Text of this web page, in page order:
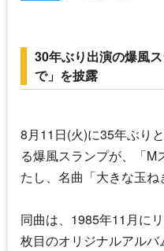
30年ぶり出演の爆風
で」を披露
8月11日(火)に35年ぶり
る爆風スランプが、「M
たし、名曲「大きな玉ね
同曲は、1985年11月に
枚目のオリジナルアルバ